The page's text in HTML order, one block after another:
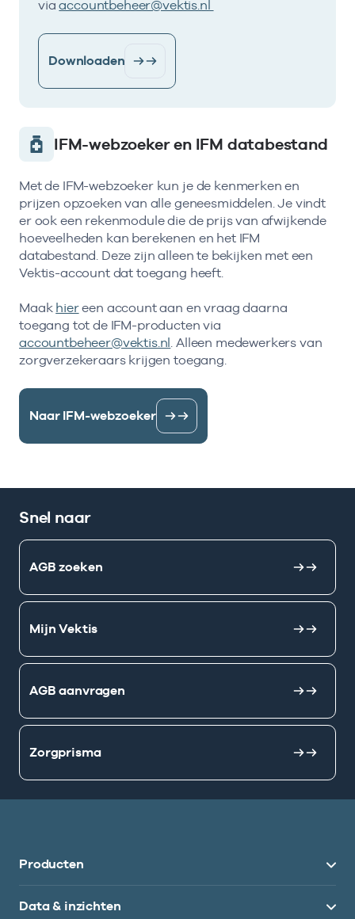
viaaccountbeheer@vektis.nl
Downloaden
IFM-webzoeker en IFM databestand
Met de IFM-webzoeker kun je de kenmerken en
prijzen opzoeken van alle geneesmiddelen. Je vindt
er ook een rekenmodule die de prijs van afwijkende
hoeveelheden kan berekenen en het IFM
databestand. Deze zijn alleen te bekijken met een
Vektis-account dat toegang heeft.
Maak hiereen account aan en vraag daarna
toegang tot de IFM-producten via
accountbeheer@vektis.nl. Alleen medewerkers van
zorgverzekeraars krijgen toegang.
Naar IFM-webzoeker
Snel naar
AGB zoeken
Mijn Vektis
AGB aanvragen
Zorgprisma
Producten
Data & inzichten